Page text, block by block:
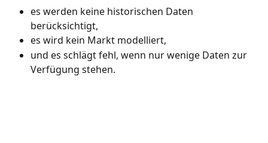
es werden keine historischen Daten
berücksichtigt,
es wird kein Markt modelliert,
und es schlägt fehl, wenn nur wenige Daten zur
Verfügung stehen.